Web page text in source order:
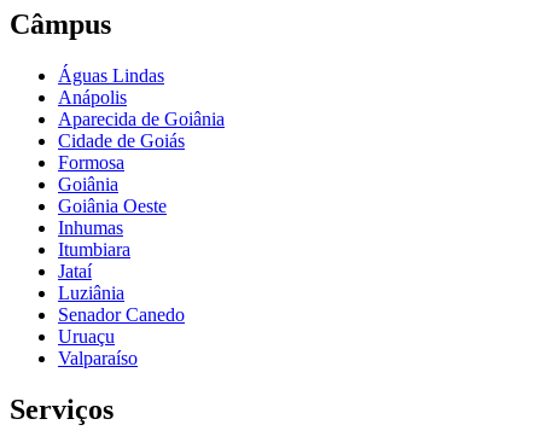
Câmpus
Águas Lindas
Anápolis
Aparecida de Goiânia
Cidade de Goiás
Formosa
Goiânia
Goiânia Oeste
Inhumas
Itumbiara
Jataí
Luziânia
Senador Canedo
Uruaçu
Valparaíso
Serviços